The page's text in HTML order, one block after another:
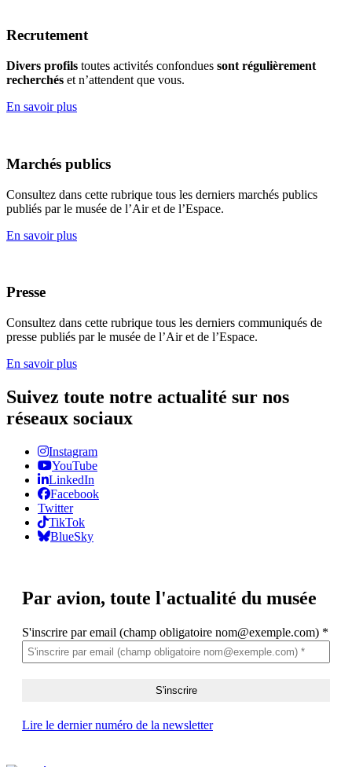
Recrutement
Divers profils toutes activités confondues sont régulièrement
recherchés et n’attendent que vous.
En savoir plus
Marchés publics
Consultez dans cette rubrique tous les derniers marchés publics
publiés par le musée de l’Air et de l’Espace.
En savoir plus
Presse
Consultez dans cette rubrique tous les derniers communiqués de
presse publiés par le musée de l’Air et de l’Espace.
En savoir plus
Suivez toute notre actualité sur nos
réseaux sociaux
Instagram
YouTube
LinkedIn
Facebook
Twitter
TikTok
BlueSky
Par avion, toute l'actualité du musée
S'inscrire par email (champ obligatoire nom@exemple.com) *
Lire le dernier numéro de la newsletter